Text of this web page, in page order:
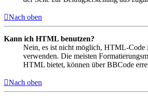
Nach oben
Kann ich HTML benutzen?
Nein, es ist nicht möglich, HTML-Code
verwenden. Die meisten
HTML bietet, können über BBCode
Nach oben